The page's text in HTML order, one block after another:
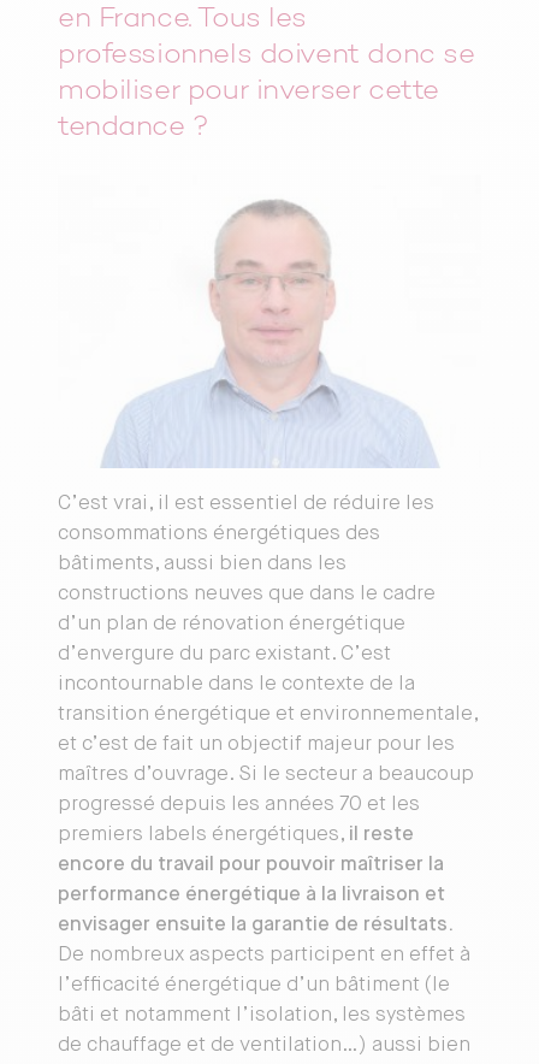
en France. Tous les
professionnels doivent donc se
mobiliser pour inverser cette
tendance ?
C’est vrai, il est essentiel de réduire les
consommations énergétiques des
bâtiments, aussi bien dans les
constructions neuves que dans le cadre
d’un plan de rénovation énergétique
d’envergure du parc existant. C’est
incontournable dans le contexte de la
transition énergétique et environnementale,
et c’est de fait un objectif majeur pour les
maîtres d’ouvrage. Si le secteur a beaucoup
progressé depuis les années 70 et les
premiers labels énergétiques, il reste
encore du travail pour pouvoir maîtriser la
performance énergétique à la livraison et
envisager ensuite la garantie de résultats.
De nombreux aspects participent en effet à
l’efficacité énergétique d’un bâtiment (le
bâti et notamment l’isolation, les systèmes
de chauffage et de ventilation…) aussi bien